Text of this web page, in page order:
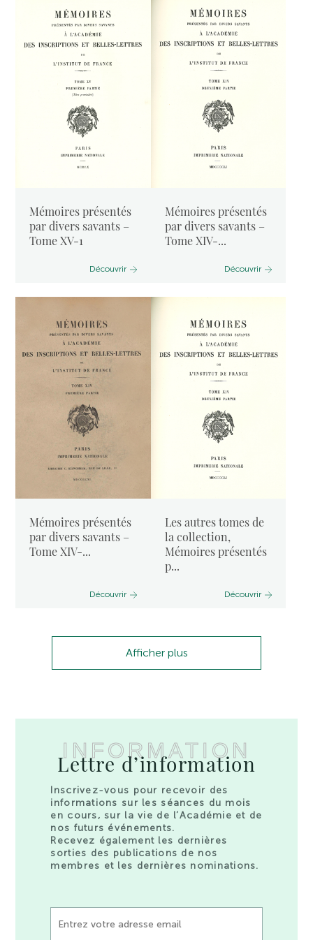
Mémoires présentés
par divers savants –
Tome XV-1
Découvrir
Mémoires présentés
par divers savants –
Tome XIV-...
Découvrir
Mémoires présentés
par divers savants –
Tome XIV-...
Découvrir
Les autres tomes de
la collection,
Mémoires présentés
p...
Découvrir
Afficher plus
INFORMATION
Lettre d’information
Inscrivez-vous pour recevoir des
informations sur les séances du mois
en cours, sur la vie de l’Académie et de
nos futurs événements.
Recevez également les dernières
sorties des publications de nos
membres et les dernières nominations.